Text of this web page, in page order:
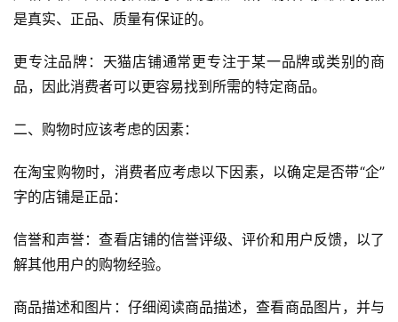
是真实、正品、质量有保证的。
更专注品牌：天猫店铺通常更专注于某一品牌或类别的商
品，因此消费者可以更容易找到所需的特定商品。
二、购物时应该考虑的因素：
在淘宝购物时，消费者应考虑以下因素，以确定是否带“企”
字的店铺是正品：
信誉和声誉：查看店铺的信誉评级、评价和用户反馈，以了
解其他用户的购物经验。
商品描述和图片：仔细阅读商品描述，查看商品图片，并与